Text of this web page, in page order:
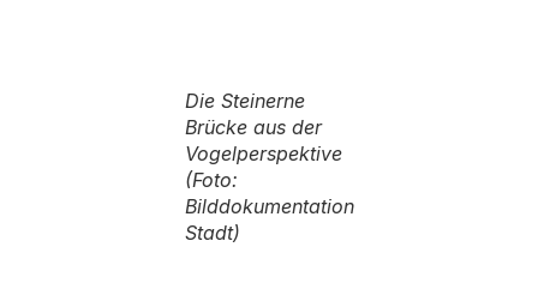
Die Steinerne
Brücke aus der
Vogelperspektive
(Foto:
Bilddokumentation
Stadt)